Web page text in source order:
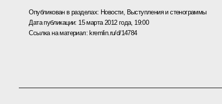
Опубликован в разделах: Новости, Выступления и стенограммы
Дата публикации: 15 марта 2012 года, 19:00
Ссылка на материал: kremlin.ru/d/14784